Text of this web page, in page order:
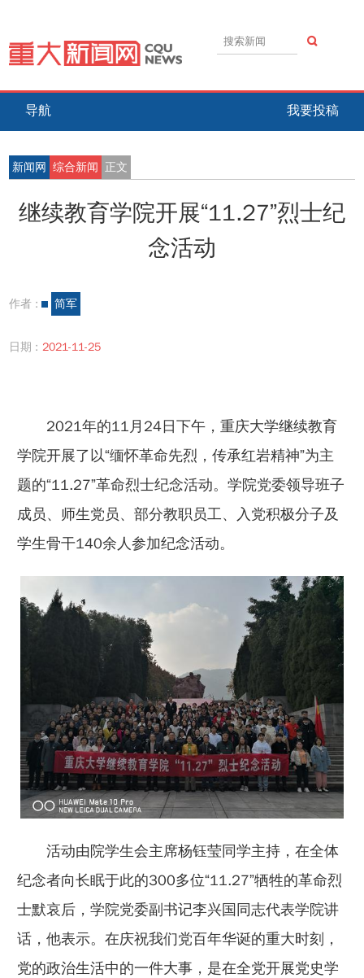
导航 我要投稿
新闻网 综合新闻 正文
继续教育学院开展“11.27”烈士纪
念活动
作者 : 简军
日期 : 2021-11-25
2021年的11月24日下午，重庆大学继续教育
学院开展了以“缅怀革命先烈，传承红岩精神”为主
题的“11.27”革命烈士纪念活动。学院党委领导班子
成员、师生党员、部分教职员工、入党积极分子及
学生骨干140余人参加纪念活动。
活动由院学生会主席杨钰莹同学主持，在全体
纪念者向长眠于此的300多位“11.27”牺牲的革命烈
士默哀后，学院党委副书记李兴国同志代表学院讲
话，他表示。在庆祝我们党百年华诞的重大时刻，
党的政治生活中的一件大事，是在全党开展党史学